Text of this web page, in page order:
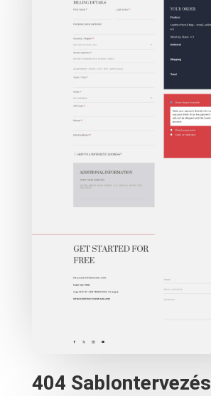
404 Sablontervezés